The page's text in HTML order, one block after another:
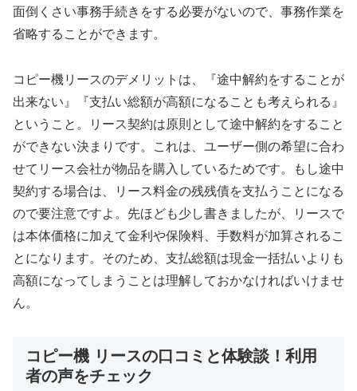
面倒くさい事務手続きをする必要がないので、事務作業を
省略することができます。
コピー機リースのデメリットは、『途中解約をすることが
出来ない』『支払い総額が高額になることも考えられる』
ということ。リース契約は原則として途中解約をすること
ができない決まりです。これは、ユーザー側の希望に合わ
せてリース会社が物品を購入しているためです。もし途中
契約する場合は、リース料金の残残債を支払うことになる
ので要注意ですよ。先ほども少し書きましたが、リースで
は本体価格に加えて金利や保険料、手数料が加算されるこ
とになります。そのため、支払総額は現金一括払いよりも
高額になってしまうことは理解しておかなければいけませ
ん。
コピー機 リースの口コミと体験談！利用
者の声をチェック